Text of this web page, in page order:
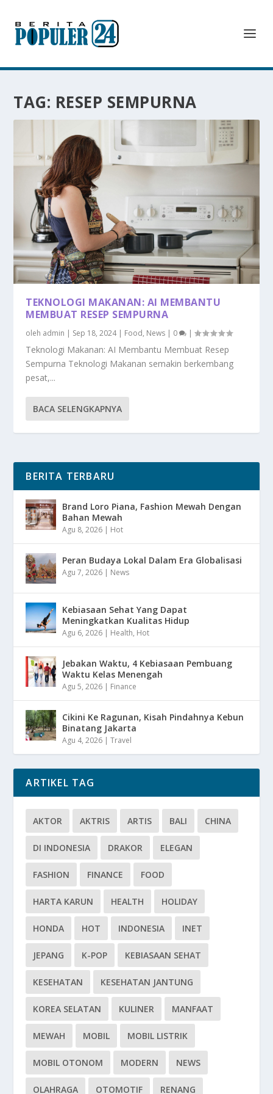
TAG: RESEP SEMPURNA
TEKNOLOGI MAKANAN: AI MEMBANTU
MEMBUAT RESEP SEMPURNA
oleh admin | Sep 18, 2024| Food, News | 0 |
Teknologi Makanan: AI Membantu Membuat Resep
Sempurna Teknologi Makanan semakin berkembang
pesat,...
BACA SELENGKAPNYA
BERITA TERBARU
Brand Loro Piana, Fashion Mewah Dengan
Bahan Mewah
Agu 8, 2026 | Hot
Peran Budaya Lokal Dalam Era Globalisasi
Agu 7, 2026 | News
Kebiasaan Sehat Yang Dapat
Meningkatkan Kualitas Hidup
Agu 6, 2026 | Health, Hot
Jebakan Waktu, 4 Kebiasaan Pembuang
Waktu Kelas Menengah
Agu 5, 2026 | Finance
Cikini Ke Ragunan, Kisah Pindahnya Kebun
Binatang Jakarta
Agu 4, 2026 |Travel
ARTIKEL TAG
AKTOR AKTRIS ARTIS BALI CHINA
DI INDONESIA DRAKOR ELEGAN
FASHION FINANCE FOOD
HARTA KARUN HEALTH HOLIDAY
HONDA HOT INDONESIA INET
JEPANG K-POP KEBIASAAN SEHAT
KESEHATAN KESEHATAN JANTUNG
KOREA SELATAN KULINER MANFAAT
MEWAH MOBIL MOBIL LISTRIK
MOBIL OTONOM MODERN NEWS
OLAHRAGA OTOMOTIF RENANG